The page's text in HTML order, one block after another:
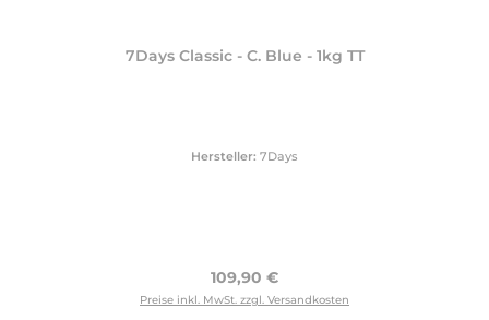
7Days Classic - C. Blue - 1kg TT
Hersteller: 7Days
Regulärer Preis:
109,90 €
Preise inkl. MwSt. zzgl. Versandkosten